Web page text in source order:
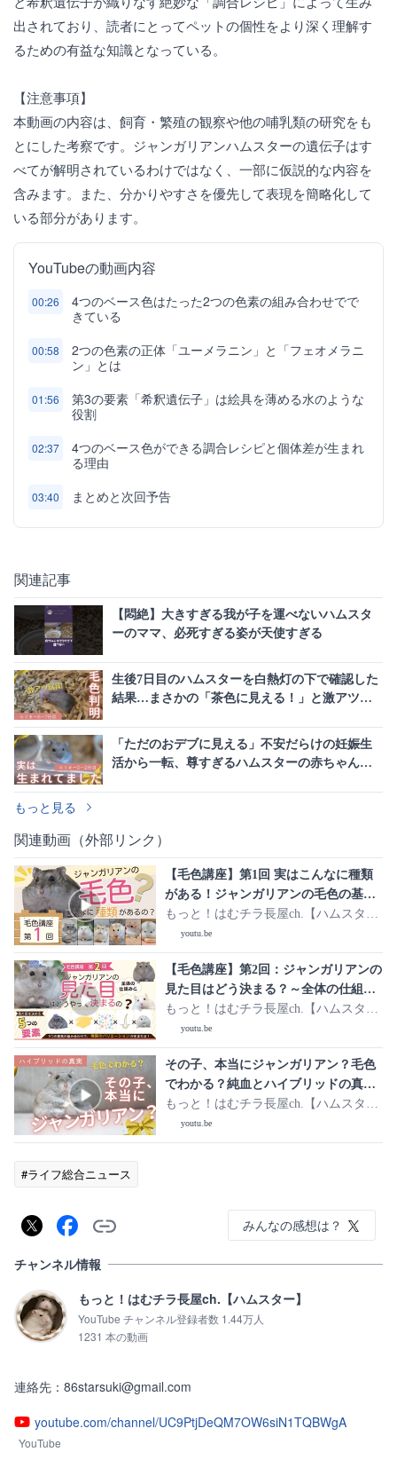
出されており、読者にとってペットの個性をより深く理解す
るための有益な知識となっている。
【注意事項】
本動画の内容は、飼育・繁殖の観察や他の哺乳類の研究をも
とにした考察です。ジャンガリアンハムスターの遺伝子はす
べてが解明されているわけではなく、一部に仮説的な内容を
含みます。また、分かりやすさを優先して表現を簡略化して
いる部分があります。
YouTubeの動画内容
00:26
4つのベース色はたった2つの色素の組み合わせでで
きている
00:58
2つの色素の正体「ユーメラニン」と「フェオメラニ
ン」とは
01:56
第3の要素「希釈遺伝子」は絵具を薄める水のような
役割
02:37
4つのベース色ができる調合レシピと個体差が生まれ
る理由
03:40 まとめと次回予告
関連記事
【悶絶】大きすぎる我が子を運べないハムスタ
ーのママ、必死すぎる姿が天使すぎる
生後7日目のハムスターを白熱灯の下で確認した
結果…まさかの「茶色に見える！」と激アツ展
「ただのおデブに見える」不安だらけの妊娠生
活から一転、尊すぎるハムスターの赤ちゃん誕
もっと見る
関連動画（外部リンク）
【毛色講座】第1回 実はこんなに種類
がある！ジャンガリアンの毛色の基本
と5つの要素【ジャンガリアンハムスタ
ーの毛色講座】
もっと！はむチラ長屋ch.【ハムスタ
ー】youtu.be
​【毛色講座】第2回：ジャンガリアンの
見た目はどう決まる？～全体の仕組み
～
もっと！はむチラ長屋ch.【ハムスタ
ー】youtu.be
その子、本当にジャンガリアン？毛色
でわかる？純血とハイブリッドの真
実！
もっと！はむチラ長屋ch.【ハムスタ
ー】youtu.be
#ライフ総合ニュース
みんなの感想は？
チャンネル情報
もっと！はむチラ長屋ch.【ハムスター】
YouTube チャンネル登録者数 1.44万人
1231 本の動画
連絡先：86starsuki@gmail.com
youtube.com/channel/UC9PtjDeQM7OW6siN1TQBWgA
YouTube